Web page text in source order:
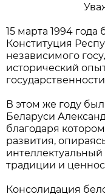
15 марта 1994
Конституция
независимого
исторический
В этом же году
Беларуси
благодаря
развития,
традиции и
Консолидация